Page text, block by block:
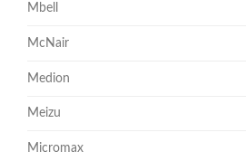
Mbell
McNair
Medion
Meizu
Micromax